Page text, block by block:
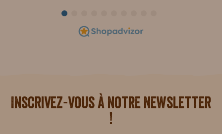
Inscrivez-vous à notre newsletter
!